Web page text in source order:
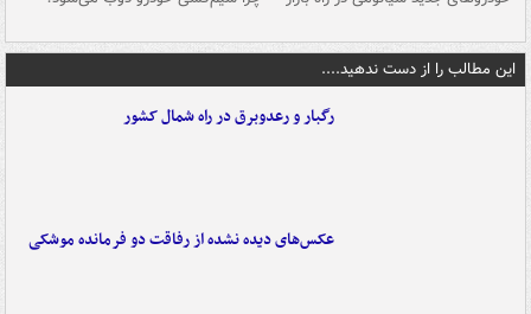
این مطالب را از دست ندهید....
رگبار و رعدوبرق در راه شمال کشور
عکس‌های دیده نشده از رفاقت دو فرمانده‌ موشکی